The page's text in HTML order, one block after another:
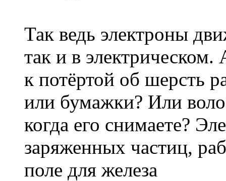
Так ведь электроны
так и в
к потёртой об шерсть
или бумажки? Или
когда его снимаете?
заряженных частиц,
поле для железа